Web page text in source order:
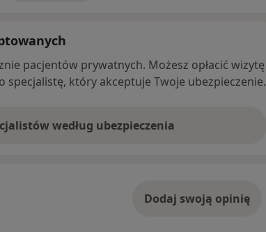
pacjentów prywatnych. Możesz opłacić wizytę
specjalistę, który akceptuje Twoje ubezpieczenie.
według ubezpieczenia
Dodaj swoją opinię